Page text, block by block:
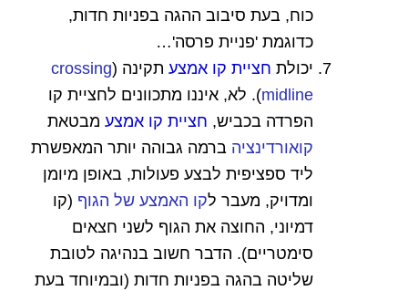
כוח, בעת סיבוב ההגה בפניות חדות,
כדוגמת 'פניית פרסה'…
יכולת חציית קו אמצע תקינה (crossing
midline). לא, איננו מתכוונים לחציית קו
הפרדה בכביש, חציית קו אמצע מבטאת
קואורדינציה ברמה גבוהה יותר המאפשרת
ליד ספציפית לבצע פעולות, באופן מיומן
ומדויק, מעבר לקו האמצע של הגוף (קו
דמיוני, החוצה את הגוף לשני חצאים
סימטריים). הדבר חשוב בנהיגה לטובת
שליטה בהגה בפניות חדות (ובמיוחד בעת